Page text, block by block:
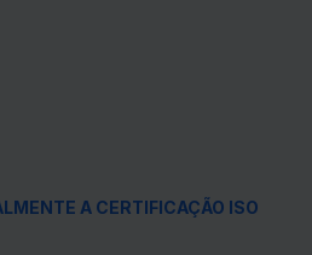
A CERTIFICAÇÃO ISO